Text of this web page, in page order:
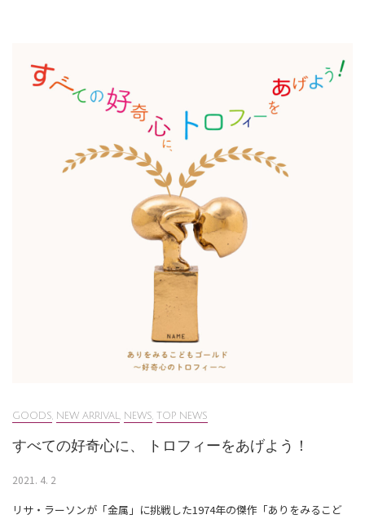
GOODS NEW ARRIVAL NEWS TOP NEWS
すべての好奇心に、 トロフィーをあげよう！
2021. 4. 2
リサ・ラーソンが「金属」に挑戦した1974年の傑作「ありをみるこど